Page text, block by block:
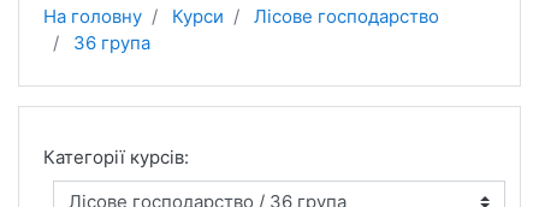
На головну Курси
Лісове господарство
36 група
Категорії курсів: